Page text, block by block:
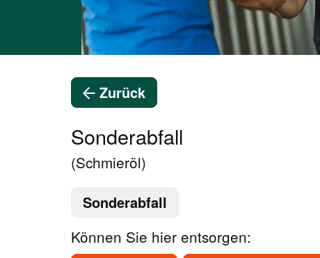
Zurück
Sonderabfall
(Schmieröl)
Sonderabfall
Können Sie hier entsorgen: